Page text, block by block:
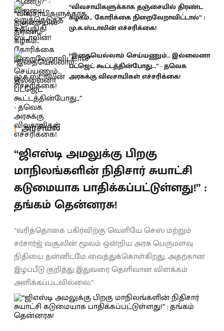
“விவசாயிகளுக்காக தஞ்சையில் திரண்ட
கழகம்.. கோரிக்கை நிறைவேறாவிட்டால்” :
மு.க.ஸ்டாலின் எச்சரிக்கை!
“இதையெல்லாம் செய்யணும்.. இல்லைனா
பட்ஜெட் கூட்டத்தின்போது...” - தவெக
அரசுக்கு விவசாயிகள் எச்சரிக்கை!
அரசியல்
“ஜிஎஸ்டி அமலுக்கு பிறகு
மாநிலங்களின் நிதிசார் சுயாட்சி
கடுமையாக பாதிக்கப்பட்டுள்ளது!” :
தங்கம் தென்னரசு!
“வரித்தொகை பகிர்விற்கு வெளியே செஸ் மற்றும்
சர்சார்ஜ் வசூலின் மூலம் ஒன்றிய அரசு பெருமளவு
நிதியை தன்னிடமே வைத்துக்கொள்கிறது, அதற்கான
இழப்பீடு குறித்து இதுவரை தெளிவான விளக்கம்
அளிக்கப்படவில்லை.”